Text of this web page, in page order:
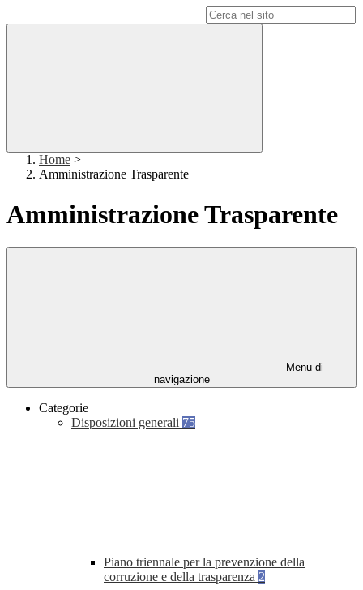
Home >
Amministrazione Trasparente
Amministrazione Trasparente
Menu di
navigazione
Categorie
Disposizioni generali 75
Piano triennale per la prevenzione della
corruzione e della trasparenza 2